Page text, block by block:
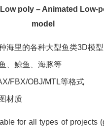
poly – Animated Low-
model
海里的各种大型鱼类3D模型
、鲸鱼、海豚等
FBX/OBJ/MTL等格式
材质
for all types of projects